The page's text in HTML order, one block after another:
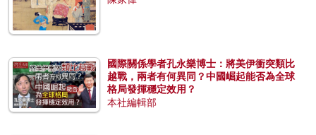
國際關係學者孔永樂博士：將美伊衝突類比
越戰，兩者有何異同？中國崛起能否為全球
格局發揮穩定效用？
本社編輯部